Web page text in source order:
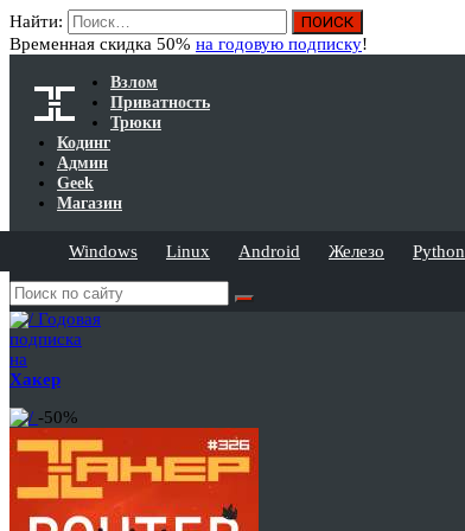
Найти:
Временная скидка 50% на годовую подписку!
Взлом
Приватность
Трюки
Кодинг
Админ
Geek
Магазин
Windows Linux Android Железо Python
Годовая
подписка
на
Хакер
-50%